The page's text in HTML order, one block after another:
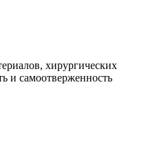
хирургических
и самоотверженность